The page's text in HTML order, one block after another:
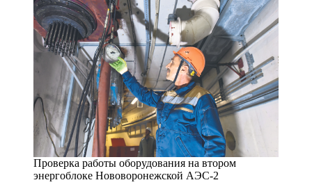
Проверка работы оборудования на втором
энергоблоке Нововоронежской АЭС-2